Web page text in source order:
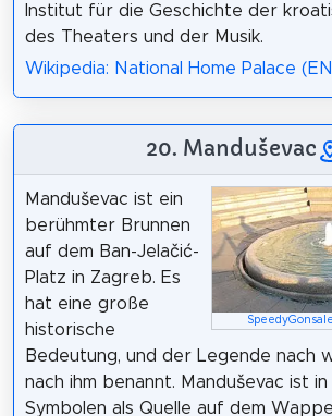
Institut für die Geschichte der
des Theaters und der Musik.
Wikipedia: National Home Palace
20. Manduševac
Manduševac ist ein
berühmter Brunnen
auf dem Ban-Jelačić-
Platz in Zagreb. Es
hat eine große
historische
Bedeutung, und der Legende nach
nach ihm benannt. Manduševac ist
Symbolen als Quelle auf dem